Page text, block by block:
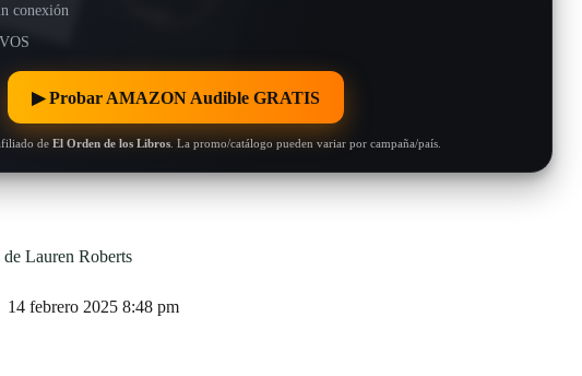
conexión
▶︎ Probar AMAZON Audible GRATIS
de El Orden de los Libros . La promo/catálogo pueden variar por campaña/país.
Lauren Roberts
14 febrero 2025 8:48 pm